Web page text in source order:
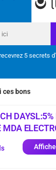
5 secrets
ces bons
DAYSL:5%
MDA